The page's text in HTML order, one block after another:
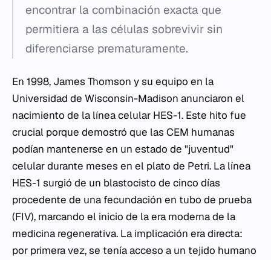
encontrar la combinación exacta que
permitiera a las células sobrevivir sin
diferenciarse prematuramente.
En 1998, James Thomson y su equipo en la
Universidad de Wisconsin-Madison anunciaron el
nacimiento de la línea celular HES-1. Este hito fue
crucial porque demostró que las CEM humanas
podían mantenerse en un estado de "juventud"
celular durante meses en el plato de Petri. La línea
HES-1 surgió de un blastocisto de cinco días
procedente de una fecundación en tubo de prueba
(FIV), marcando el inicio de la era moderna de la
medicina regenerativa. La implicación era directa:
por primera vez, se tenía acceso a un tejido humano